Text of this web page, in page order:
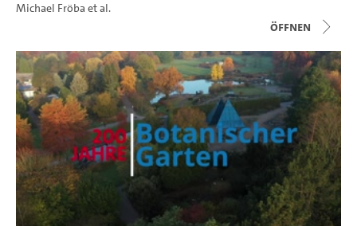
Michael Fröba et al.
Öffnen